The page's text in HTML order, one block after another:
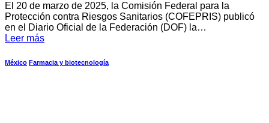
El 20 de marzo de 2025, la Comisión Federal para la
Protección contra Riesgos Sanitarios (COFEPRIS) publicó
en el Diario Oficial de la Federación (DOF) la…
Leer más
México Farmacia y biotecnología